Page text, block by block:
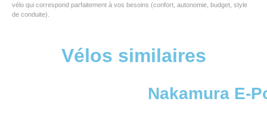
vélo qui correspond parfaitement à vos besoins (confort, autonomie, budget, style
de conduite).
Vélos similaires
Nakamura E-